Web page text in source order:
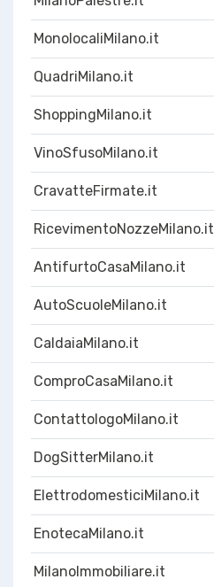
MonolocaliMilano.it
QuadriMilano.it
ShoppingMilano.it
VinoSfusoMilano.it
CravatteFirmate.it
RicevimentoNozzeMilano.it
AntifurtoCasaMilano.it
AutoScuoleMilano.it
CaldaiaMilano.it
ComproCasaMilano.it
ContattologoMilano.it
DogSitterMilano.it
ElettrodomesticiMilano.it
EnotecaMilano.it
MilanoImmobiliare.it